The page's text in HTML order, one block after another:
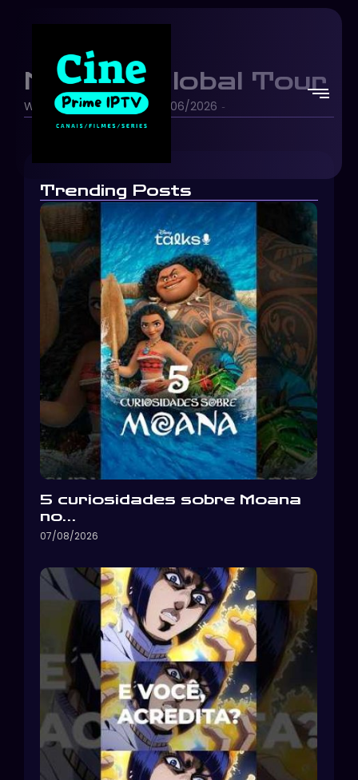
Moana | Global Tour
Walt Disney Studios - 14/06/2026 -
Trending Posts
5 curiosidades sobre Moana
no…
07/08/2026